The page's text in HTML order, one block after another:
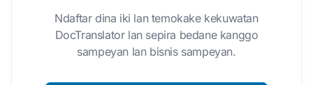
Ndaftar dina iki lan temokake kekuwatan
DocTranslator lan sepira bedane kanggo
sampeyan lan bisnis sampeyan.